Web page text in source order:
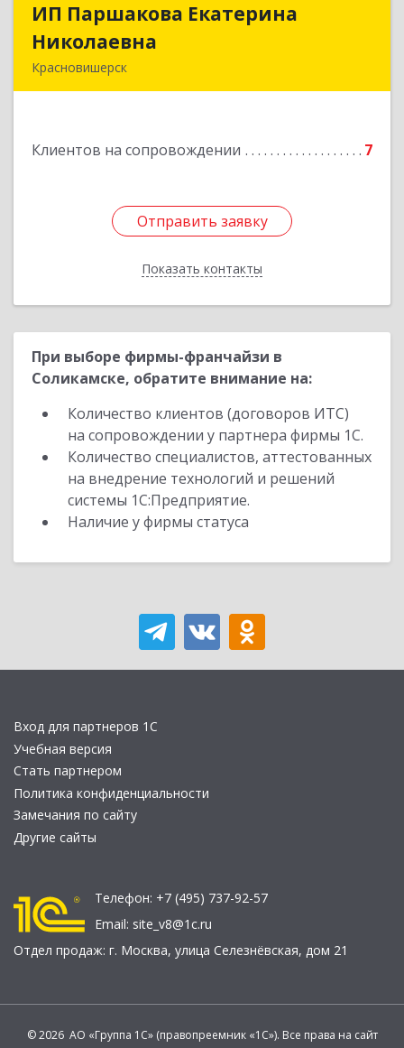
ИП Паршакова Екатерина
Николаевна
Красновишерск
Клиентов на сопровождении 7
Отправить заявку
Показать контакты
ИП Паршакова Екатерина
Подробнее
Отправить заявку
Назад
При выборе фирмы-франчайзи в
Соликамске, обратите внимание на:
Количество клиентов (договоров ИТС)
на сопровождении у партнера фирмы 1С.
Количество специалистов, аттестованных
на внедрение технологий и решений
системы 1С:Предприятие.
Наличие у фирмы статуса
Вход для партнеров 1С
Учебная версия
Стать партнером
Политика конфиденциальности
Замечания по сайту
Другие сайты
Телефон: +7 (495) 737-92-57
Email: site_v8@1c.ru
Отдел продаж: г. Москва, улица Селезнёвская, дом 21
© 2026 АО «Группа 1С» (правопреемник «1С»). Все права на сайт